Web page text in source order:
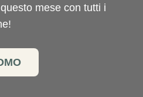
mese con tutti i